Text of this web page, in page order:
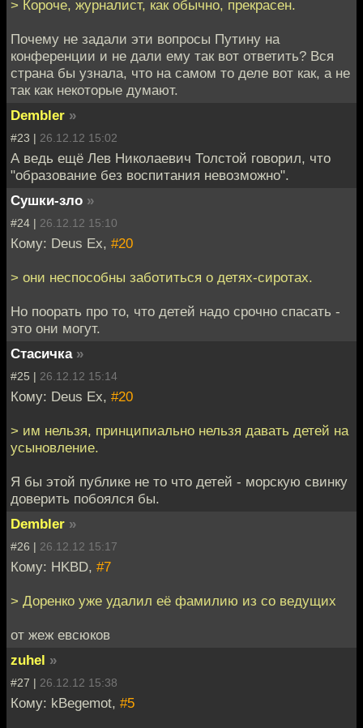
> Короче, журналист, как обычно, прекрасен.
Почему не задали эти вопросы Путину на
конференции и не дали ему так вот ответить? Вся
страна бы узнала, что на самом то деле вот как, а не
так как некоторые думают.
Dembler »
#23 | 26.12.12 15:02
А ведь ещё Лев Николаевич Толстой говорил, что
"образование без воспитания невозможно".
Сушки-зло »
#24 | 26.12.12 15:10
Кому: Deus Ex, #20
> они неспособны заботиться о детях-сиротах.
Но поорать про то, что детей надо срочно спасать -
это они могут.
Стасичка »
#25 | 26.12.12 15:14
Кому: Deus Ex, #20
> им нельзя, принципиально нельзя давать детей на
усыновление.
Я бы этой публике не то что детей - морскую свинку
доверить побоялся бы.
Dembler »
#26 | 26.12.12 15:17
Кому: HKBD, #7
> Доренко уже удалил её фамилию из со ведущих
от жеж евсюков
zuhel »
#27 | 26.12.12 15:38
Кому: kBegemot, #5